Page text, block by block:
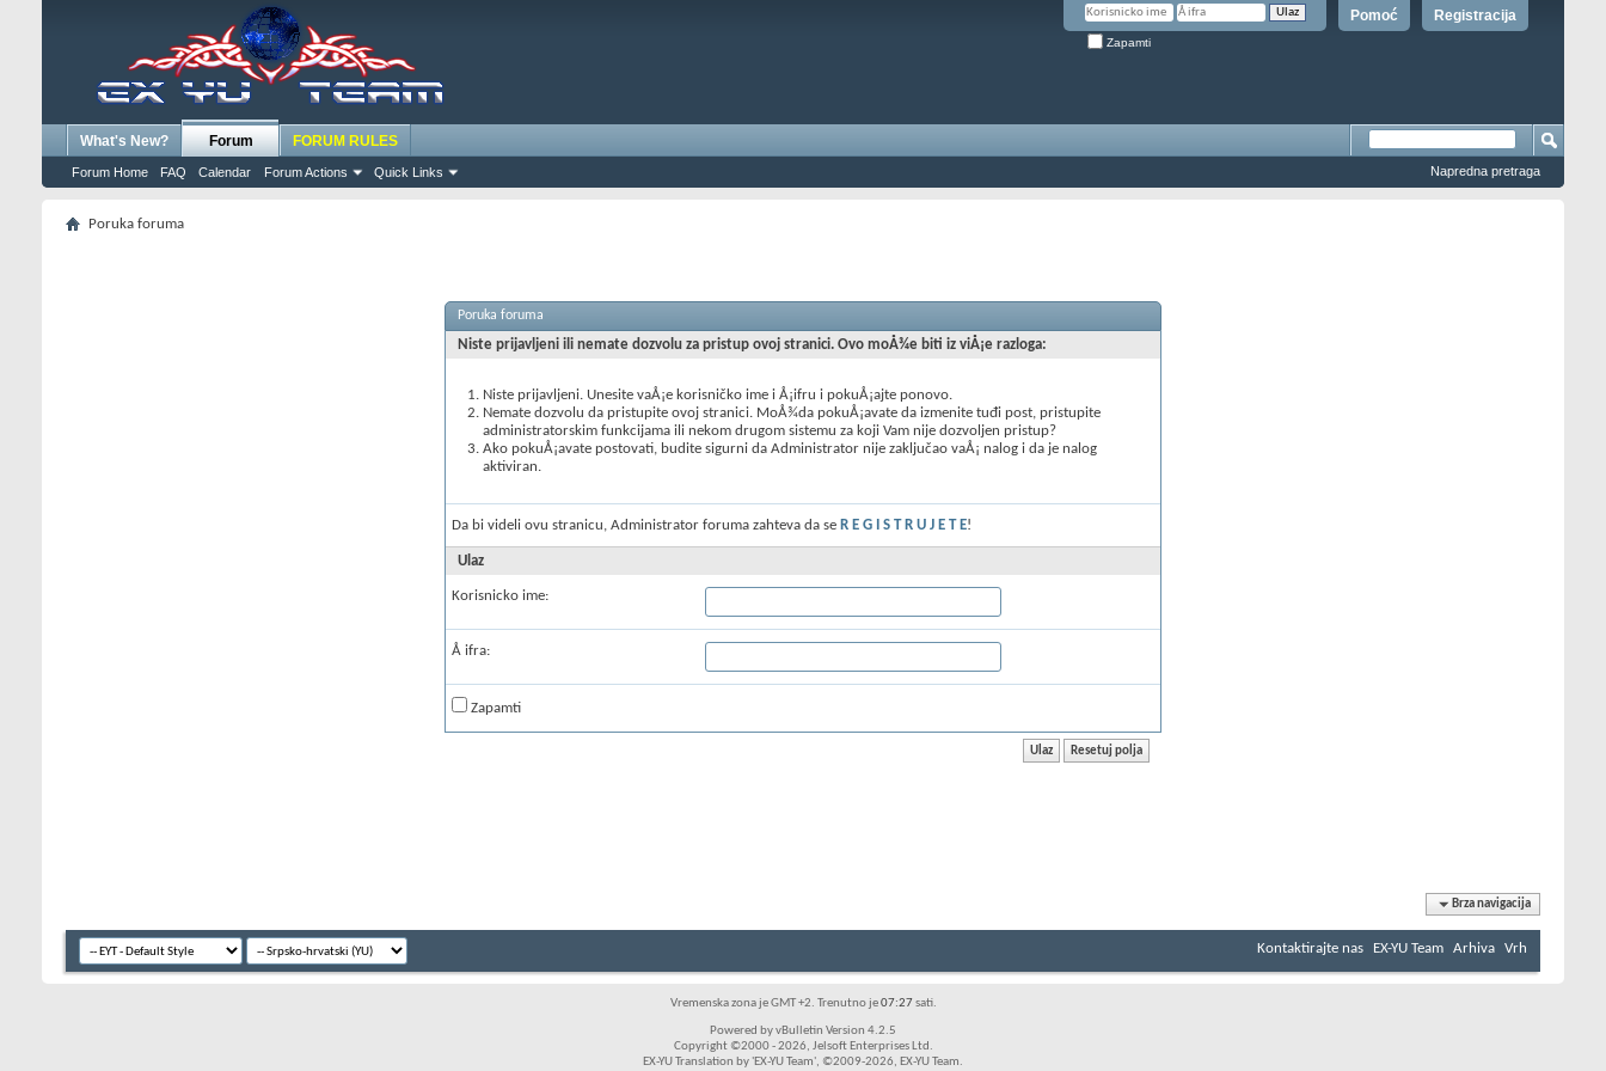
Registracija
Pomoć
Zapamti
What's New? Forum
Forum Home FAQ Calendar Forum Actions Quick Links
FORUM RULES
Napredna pretraga
Poruka foruma
Poruka foruma
Niste prijavljeni ili nemate dozvolu za pristup ovoj stranici. Ovo moÅ¾e biti iz viÅ¡e razloga:
Niste prijavljeni. Unesite vaÅ¡e korisničko ime i Å¡ifru i pokuÅ¡ajte ponovo.
Nemate dozvolu da pristupite ovoj stranici. MoÅ¾da pokuÅ¡avate da izmenite tuđi post, pristupite
administratorskim funkcijama ili nekom drugom sistemu za koji Vam nije dozvoljen pristup?
Ako pokuÅ¡avate postovati, budite sigurni da Administrator nije zaključao vaÅ¡ nalog i da je nalog
aktiviran.
Da bi videli ovu stranicu, Administrator foruma zahteva da se R E G I S T R U J E T E!
Ulaz
Korisnicko ime:
Å ifra:
Zapamti
Brza navigacija
Kontaktirajte nas EX-YU Team Arhiva Vrh
Vremenska zona je GMT +2. Trenutno je07:27sati.
Powered by vBulletin Version 4.2.5
Copyright ©2000 - 2026, Jelsoft Enterprises Ltd.
EX-YU Translation by 'EX-YU Team', ©2009-2026, EX-YU Team.